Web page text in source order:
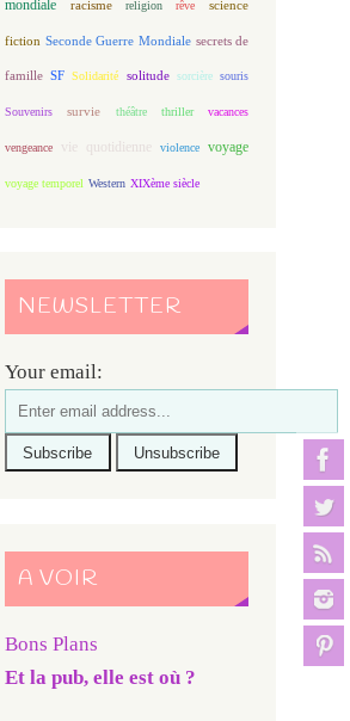
mondiale racisme religion rêve science
fiction Seconde Guerre Mondiale secrets de
famille SF Solidarité solitude sorcière souris
Souvenirs survie théâtre thriller vacances
vengeance vie quotidienne violence voyage
voyage temporel Western XIXème siècle
NEWSLETTER
Your email:
A VOIR
Bons Plans
Et la pub, elle est où ?